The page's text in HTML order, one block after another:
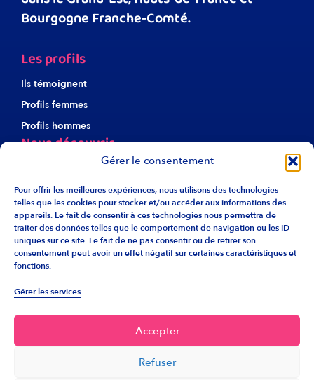
Gérer le consentement
Pour offrir les meilleures expériences, nous utilisons des technologies
telles que les cookies pour stocker et/ou accéder aux informations des
appareils. Le fait de consentir à ces technologies nous permettra de
traiter des données telles que le comportement de navigation ou les ID
uniques sur ce site. Le fait de ne pas consentir ou de retirer son
consentement peut avoir un effet négatif sur certaines caractéristiques et
fonctions.
Gérer les services
Accepter
Refuser
Bourgogne Franche-Comté.
Les profils
Ils témoignent
Profils femmes
Profils hommes
Nous découvrir
À propos d’Harmonie
Notre éthique
Nos agences
Recrutement
Liens utiles
F.A.Q.
Info franchise
Retrouvez Harmonie sur les réseaux.